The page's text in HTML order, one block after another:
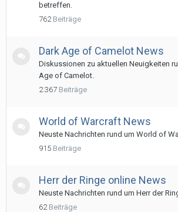
betreffen.
762 Beiträge
Dark Age of Camelot News
Diskussionen zu aktuellen Neuigkeiten
Age of Camelot.
2.367 Beiträge
World of Warcraft News
Neuste Nachrichten rund um World of
915 Beiträge
Herr der Ringe online News
Neuste Nachrichten rund um Herr der
62 Beiträge